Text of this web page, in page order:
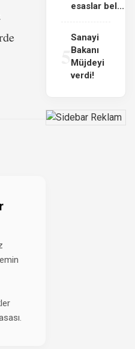
esaslar bel...
Sanayi
Bakanı
Müjdeyi
verdi!